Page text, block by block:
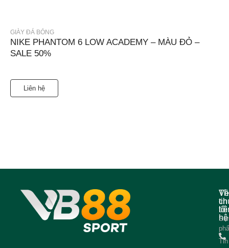
GIÀY ĐÁ BÓNG
NIKE PHANTOM 6 LOW ACADEMY – MÀU ĐỎ –
SALE 50%
Liên hệ
Về
tôi
Tin
tin
hệ